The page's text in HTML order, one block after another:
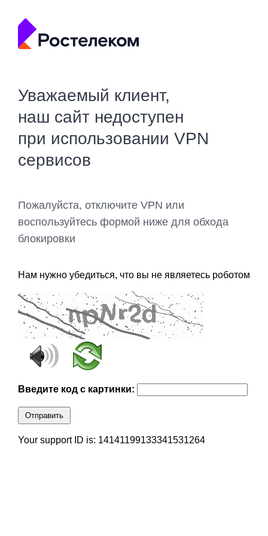
Уважаемый клиент,
наш сайт недоступен
при использовании VPN
сервисов
Пожалуйста, отключите VPN или
воспользуйтесь формой ниже для обхода
блокировки
Нам нужно убедиться, что вы не являетесь роботом
Введите код с картинки:
Отправить
Your support ID is: 14141199133341531264